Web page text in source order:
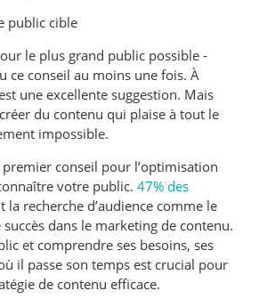
public cible
le plus grand public possible -
ce conseil au moins une fois. À
une excellente suggestion. Mais
du contenu qui plaise à tout le
impossible.
premier conseil pour l’optimisation
votre public. 47% des
la recherche d’audience comme le
dans le marketing de contenu.
et comprendre ses besoins, ses
il passe son temps est crucial pour
de contenu efficace.